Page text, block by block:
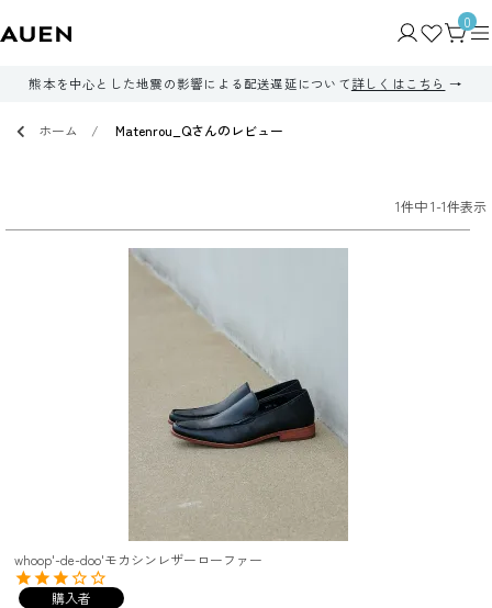
0
熊本を中心とした地震の影響による配送遅延について詳しくはこちら
ホーム Matenrou_Qさんのレビュー
1件中1-1件表示
whoop'-de-doo'モカシンレザーローファー
購入者